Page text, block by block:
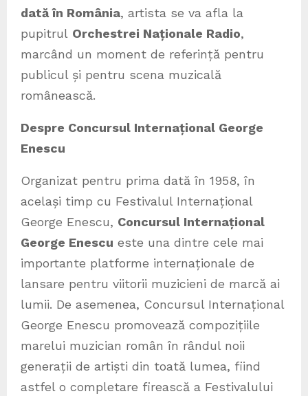
dată în România, artista se va afla la
pupitrul Orchestrei Naționale Radio,
marcând un moment de referință pentru
publicul și pentru scena muzicală
românească.
Despre Concursul Internațional George
Enescu
Organizat pentru prima dată în 1958, în
același timp cu Festivalul Internațional
George Enescu, Concursul Internațional
George Enescu este una dintre cele mai
importante platforme internaționale de
lansare pentru viitorii muzicieni de marcă ai
lumii. De asemenea, Concursul Internațional
George Enescu promovează compozițiile
marelui muzician român în rândul noii
generații de artiști din toată lumea, fiind
astfel o completare firească a Festivalului